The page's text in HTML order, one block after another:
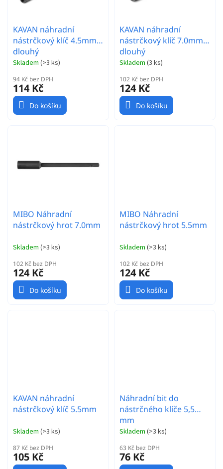
ů
KAVAN náhradní
nástrčkový klíč 4.5mm -
dlouhý
Skladem (>3 ks)
94 Kč bez DPH
114 Kč
Do košíku
KAVAN náhradní
nástrčkový klíč 7.0mm -
dlouhý
Skladem (3 ks)
102 Kč bez DPH
124 Kč
Do košíku
MIBO Náhradní
nástrčkový hrot 7.0mm
Skladem (>3 ks)
102 Kč bez DPH
124 Kč
Do košíku
MIBO Náhradní
nástrčkový hrot 5.5mm
Skladem (>3 ks)
102 Kč bez DPH
124 Kč
Do košíku
KAVAN náhradní
nástrčkový klíč 5.5mm
Skladem (>3 ks)
87 Kč bez DPH
105 Kč
Náhradní bit do
nástrčného klíče 5,5
mm
Skladem (>3 ks)
63 Kč bez DPH
76 Kč